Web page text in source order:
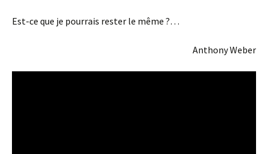
Est-ce que je pourrais rester le même ?…
Anthony Weber